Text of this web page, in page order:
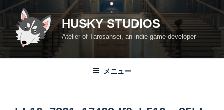
テ
HUSKY STUDIOS
Atelier of Tarosansei, an indie game developer
メニュー